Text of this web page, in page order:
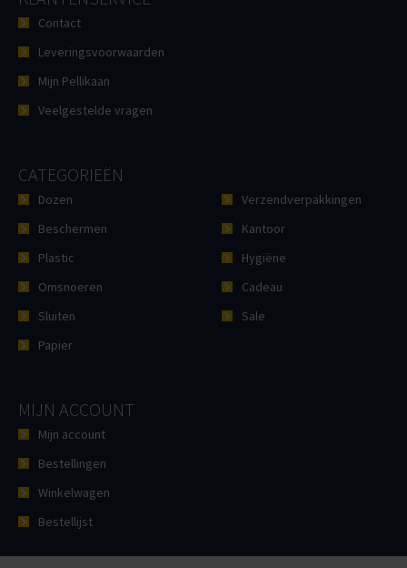
Contact
Leveringsvoorwaarden
Mijn Pellikaan
Veelgestelde vragen
CATEGORIEËN
Dozen
Beschermen
Plastic
Omsnoeren
Sluiten
Papier
Verzendverpakkingen
Kantoor
Hygiëne
Cadeau
Sale
MIJN ACCOUNT
Mijn account
Bestellingen
Winkelwagen
Bestellijst